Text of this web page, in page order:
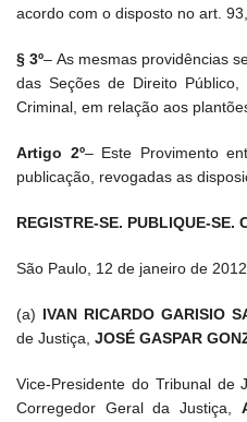
acordo com o disposto no art.
§ 3º– As mesmas providências
das Seções de Direito
Criminal, em relação aos
Artigo 2º– Este Provimento
publicação, revogadas as
REGISTRE-SE. PUBLIQUE-SE.
São Paulo, 12 de janeiro de 2012.
(a) IVAN RICARDO GARISIO
de Justiça, JOSÉ GASPAR
Vice-Presidente do Tribunal de
Corregedor Geral da Justiça,